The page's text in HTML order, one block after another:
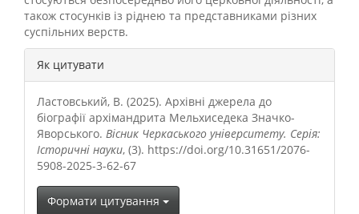
також стосунків із ріднею та представниками різних
суспільних верств.
Як цитувати
Ластовський, В. (2025). Архівні джерела до
біографії архімандрита Мельхиседека Значко-
Яворського. Вісник Черкаського університету. Серія:
Історичні науки, (3). https://doi.org/10.31651/2076-
5908-2025-3-62-67
Формати цитування